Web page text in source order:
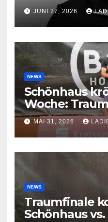
JUNI 27, 2026
NEWS
Schönhaus
Woche:
Petkovic
Zuschauer
MAI 31, 2026
NEWS
Traumfinale
Schönhaus